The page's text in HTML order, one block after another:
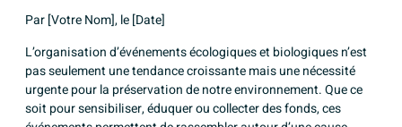
Par [Votre Nom], le [Date]
L’organisation d’événements écologiques et biologiques n’est
pas seulement une tendance croissante mais une nécessité
urgente pour la préservation de notre environnement. Que ce
soit pour sensibiliser, éduquer ou collecter des fonds, ces